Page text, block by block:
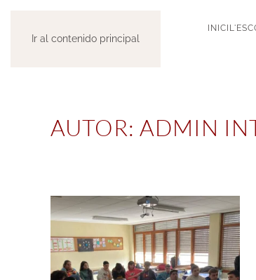
Ir al contenido principal
INICI
AUTOR: ADMIN